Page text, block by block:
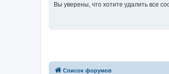
Вы уверены, что хотите удалить все
Список форумов